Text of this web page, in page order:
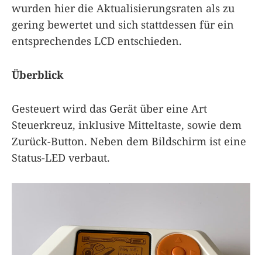
wurden hier die Aktualisierungsraten als zu
gering bewertet und sich stattdessen für ein
entsprechendes LCD entschieden.
Überblick
Gesteuert wird das Gerät über eine Art
Steuerkreuz, inklusive Mitteltaste, sowie dem
Zurück-Button. Neben dem Bildschirm ist eine
Status-LED verbaut.